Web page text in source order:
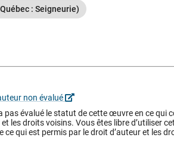
: Seigneurie)
non évalué
pas évalué le statut de cette œuvre en ce qui
et les droits voisins. Vous êtes libre d’utiliser
ce qui est permis par le droit d’auteur et les